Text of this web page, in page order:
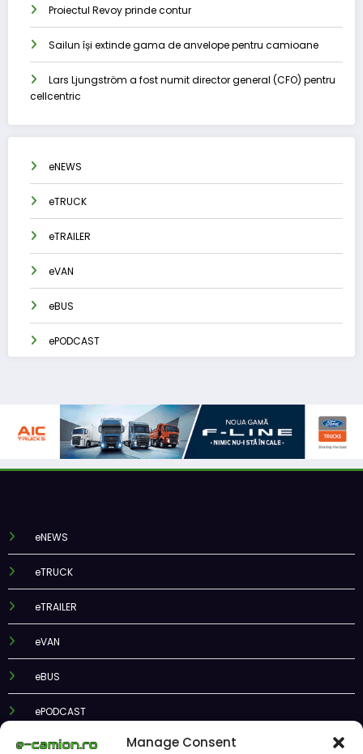
Manage Consent
Proiectul Revoy prinde contur
Sailun își extinde gama de anvelope pentru camioane
Lars Ljungström a fost numit director general (CFO) pentru
cellcentric
eNEWS
eTRUCK
eTRAILER
eVAN
eBUS
ePODCAST
eNEWS
eTRUCK
eTRAILER
eVAN
eBUS
ePODCAST